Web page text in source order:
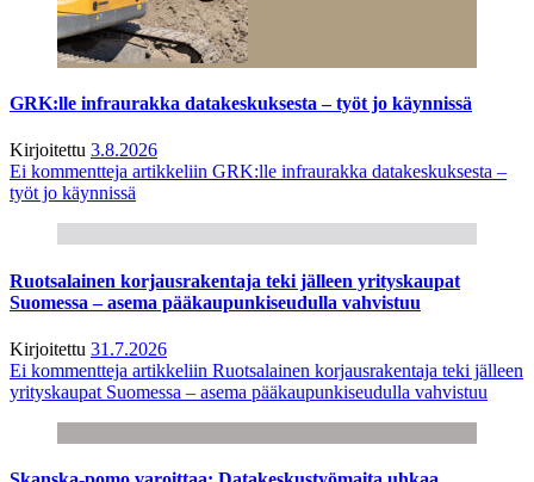
GRK:lle infraurakka datakeskuksesta – työt jo käynnissä
Kirjoitettu 3.8.2026
Ei kommentteja artikkeliin GRK:lle infraurakka datakeskuksesta –
työt jo käynnissä
Ruotsalainen korjausrakentaja teki jälleen yrityskaupat
Suomessa – asema pääkaupunkiseudulla vahvistuu
Kirjoitettu 31.7.2026
Ei kommentteja artikkeliin Ruotsalainen korjausrakentaja teki jälleen
yrityskaupat Suomessa – asema pääkaupunkiseudulla vahvistuu